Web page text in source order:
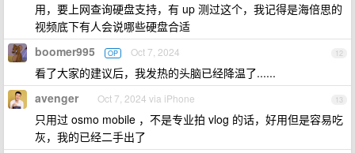
用，要上网查询硬盘支持，有 up 测过这个，我记得是海倍思的
视频底下有人会说哪些硬盘合适
12
boomer995 OP Oct 7, 2024
看了大家的建议后，我发热的头脑已经降温了......
13
avenger Oct 7, 2024 via iPhone
只用过 osmo mobile ，不是专业拍 vlog 的话，好用但是容易吃
灰，我的已经二手出了